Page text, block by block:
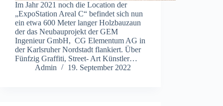
Im Jahr 2021 noch die Location der
„ExpoStation Areal C“ befindet sich nun
ein etwa 600 Meter langer Holzbauzaun
der das Neubauprojekt der GEM
Ingenieur GmbH, CG Elementum AG in
der Karlsruher Nordstadt flankiert. Über
Fünfzig Graffiti, Street- Art Künstler…
Admin
19. September 2022